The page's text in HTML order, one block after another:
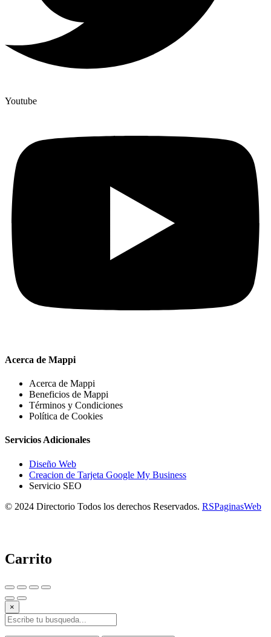
Youtube
Acerca de Mappi
Acerca de Mappi
Beneficios de Mappi
Términos y Condiciones
Política de Cookies
Servicios Adicionales
Diseño Web
Creacion de Tarjeta Google My Business
Servicio SEO
© 2024 Directorio Todos los derechos Reservados. RSPaginasWeb
Carrito
×